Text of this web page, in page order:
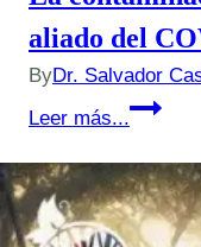
aliado del
ByDr. Salvador
Leer más...
La
del
aire,
el